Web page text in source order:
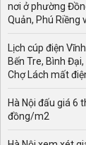
nơi ở phường
Quản, Phú Riềng
Lịch cúp điện
Bến Tre, Bình
Chợ Lách mất
Hà Nội đấu giá 6
đồng/m2